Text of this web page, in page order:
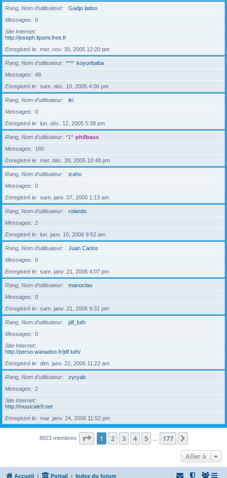
Rang, Nom d’utilisateur
Gadjo latino
Messages
0
Site Internet
http://joseph.lipomi.free.fr
Enregistré le
mer. nov. 30, 2005 12:20 pm
Rang, Nom d’utilisateur **** koyunbaba
Messages
48
Enregistré le
sam. déc. 10, 2005 4:06 pm
Rang, Nom d’utilisateur
iki
Messages
0
Enregistré le
lun. déc. 12, 2005 5:38 pm
Rang, Nom d’utilisateur *1* philbaux
Messages
160
Enregistré le
mer. déc. 28, 2005 10:48 pm
Rang, Nom d’utilisateur
izaho
Messages
0
Enregistré le
sam. janv. 07, 2006 1:13 am
Rang, Nom d’utilisateur
rolando
Messages
2
Enregistré le
lun. janv. 16, 2006 9:52 am
Rang, Nom d’utilisateur
Juan Carlos
Messages
0
Enregistré le
sam. janv. 21, 2006 4:07 pm
Rang, Nom d’utilisateur
manoclau
Messages
0
Enregistré le
sam. janv. 21, 2006 9:31 pm
Rang, Nom d’utilisateur
jdf_luth
Messages
0
Site Internet
http://perso.wanadoo.fr/jdf.luth/
Enregistré le
dim. janv. 22, 2006 11:22 am
Rang, Nom d’utilisateur
zyryab
Messages
2
Site Internet
http://musicale9.net
Enregistré le
mar. janv. 24, 2006 11:52 pm
8823 membres Page 1sur177
1 2 3 4 5 177
Aller à
Accueil Portail Index du forum